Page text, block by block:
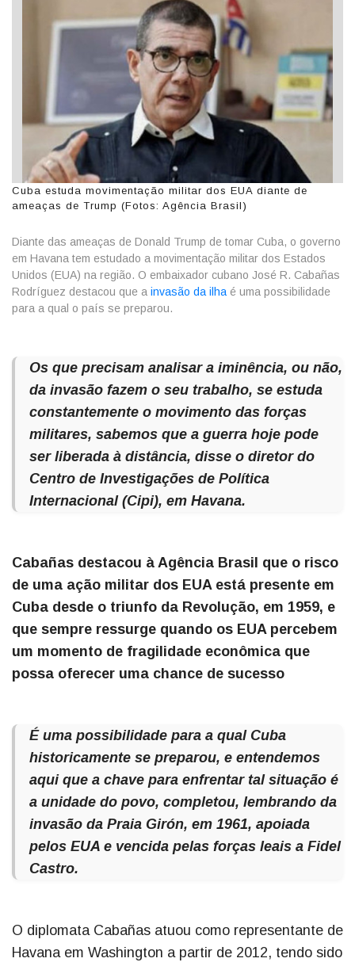
Cuba estuda movimentação militar dos EUA diante de
ameaças de Trump (Fotos: Agência Brasil)
Diante das ameaças de Donald Trump de tomar Cuba, o governo
em Havana tem estudado a movimentação militar dos Estados
Unidos (EUA) na região. O embaixador cubano José R. Cabañas
Rodríguez destacou que a invasão da ilha é uma possibilidade
para a qual o país se preparou.
Os que precisam analisar a iminência, ou não,
da invasão fazem o seu trabalho, se estuda
constantemente o movimento das forças
militares, sabemos que a guerra hoje pode
ser liberada à distância, disse o diretor do
Centro de Investigações de Política
Internacional (Cipi), em Havana.
Cabañas destacou à Agência Brasil que o risco
de uma ação militar dos EUA está presente em
Cuba desde o triunfo da Revolução, em 1959, e
que sempre ressurge quando os EUA percebem
um momento de fragilidade econômica que
possa oferecer uma chance de sucesso
É uma possibilidade para a qual Cuba
historicamente se preparou, e entendemos
aqui que a chave para enfrentar tal situação é
a unidade do povo, completou, lembrando da
invasão da Praia Girón, em 1961, apoiada
pelos EUA e vencida pelas forças leais a Fidel
Castro.
O diplomata Cabañas atuou como representante de
Havana em Washington a partir de 2012, tendo sido